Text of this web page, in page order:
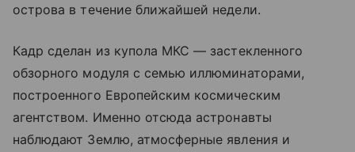
острова в течение ближайшей недели.
Кадр сделан из купола МКС — застекленного
обзорного модуля с семью иллюминаторами,
построенного Европейским космическим
агентством. Именно отсюда астронавты
наблюдают Землю, атмосферные явления и